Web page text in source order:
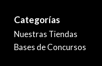
Categorías
Nuestras Tiendas
Bases de Concursos